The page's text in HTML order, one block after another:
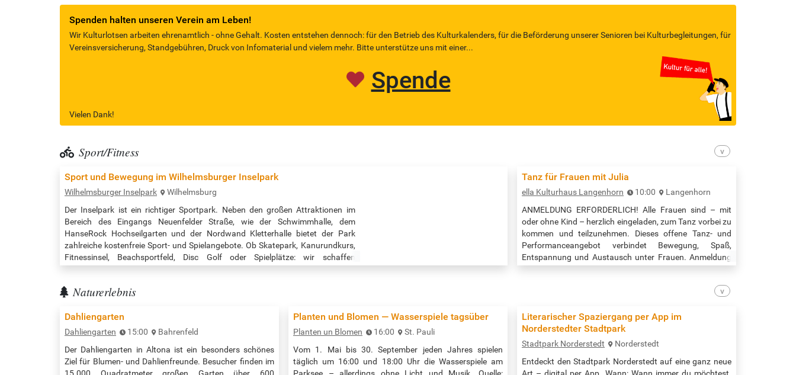
Notizen auf Ostraka bis zu Mumienetiketten auf Holz. Die
Originale eröffnen einzigartige Einblicke in das Leben der
Menschen am Nil zwischen…
Spenden halten unseren Verein am Leben!
Wir Kulturlotsen arbeiten ehrenamtlich - ohne Gehalt. Kosten entstehen dennoch: für den Betrieb des Kulturkalenders, für die Beförderung unserer Senioren bei Kulturbegleitungen, für
Vereinsversicherung, Standgebühren, Druck von Infomaterial und vielem mehr. Bitte unterstütze uns mit einer...
Spende
Vielen Dank!
Sport/Fitness
Sport und Bewegung im Wilhelmsburger Inselpark
Wilhelmsburger Inselpark
Wilhelmsburg
Der Inselpark ist ein richtiger Sportpark. Neben den großen Attraktionen im
Bereich des Eingangs Neuenfelder Straße, wie der Schwimmhalle, dem
HanseRock Hochseilgarten und der Nordwand Kletterhalle bietet der Park
zahlreiche kostenfreie Sport- und Spielangebote. Ob Skatepark, Kanurundkurs,
Fitnessinsel, Beachsportfeld, Disc Golf oder Spielplätze: wir schaffen
Tanz für Frauen mit Julia
ella Kulturhaus Langenhorn 10:00
Langenhorn
ANMELDUNG ERFORDERLICH! Alle Frauen sind – mit
oder ohne Kind – herzlich eingeladen, zum Tanz vorbei zu
kommen und teilzunehmen. Dieses offene Tanz- und
Performanceangebot verbindet Bewegung, Spaß,
Entspannung und Austausch unter Frauen. Anmeldung
10:00 bis 11:30 Uhr Quelle: https://mookwat.de/ella-
Naturerlebnis
Dahliengarten
Dahliengarten 15:00
Bahrenfeld
Der Dahliengarten in Altona ist ein besonders schönes
Ziel für Blumen- und Dahlienfreunde. Besucher finden im
Planten und Blomen — Wasserspiele tagsüber
Planten un Blomen 16:00
St. Pauli
Vom 1. Mai bis 30. September jeden Jahres spielen
täglich um 16:00 und 18:00 Uhr die Wasserspiele am
Literarischer Spaziergang per App im
Norderstedter Stadtpark
Stadtpark Norderstedt
Norderstedt
Entdeckt den Stadtpark Norderstedt auf eine ganz neue